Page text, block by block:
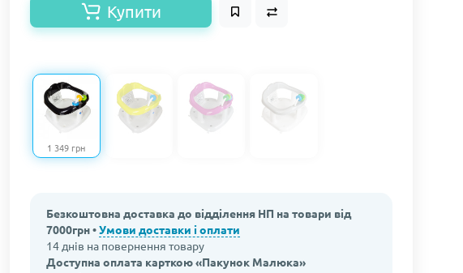
Купити
1 349 грн
Безкоштовна доставка до відділення НП на товари від
7000грн •Умови доставки і оплати
14 днів на повернення товару
Доступна оплата карткою «Пакунок Малюка»